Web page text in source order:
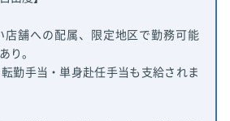
店舗への配属、限定地区で勤務可能
り。
勤手当・単身赴任手当も支給されま